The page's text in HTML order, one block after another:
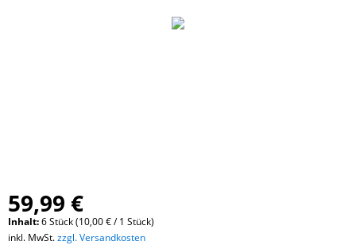
59,99 €
Inhalt:6 Stück (10,00 € / 1 Stück)
inkl. MwSt.zzgl. Versandkosten